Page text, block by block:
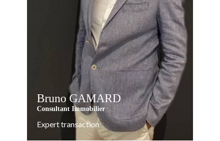
Bruno GAMARD
Consultant Immobilier
Expert transaction